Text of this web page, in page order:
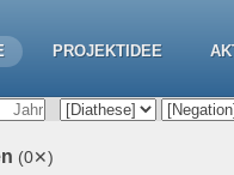
PROJEKTIDEE
(0✕)